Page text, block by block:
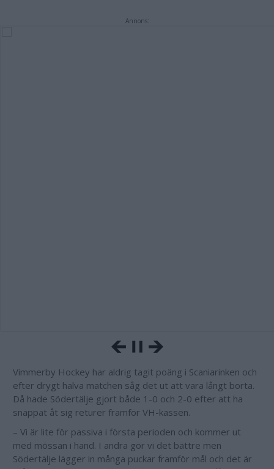
Annons:
Vimmerby Hockey har aldrig tagit poäng i Scaniarinken och
efter drygt halva matchen såg det ut att vara långt borta.
Då hade Södertälje gjort både 1-0 och 2-0 efter att ha
snappat åt sig returer framför VH-kassen.
– Vi är lite för passiva i första perioden och kommer ut
med mössan i hand. I andra gör vi det bättre men
Södertälje lägger in många puckar framför mål och det är